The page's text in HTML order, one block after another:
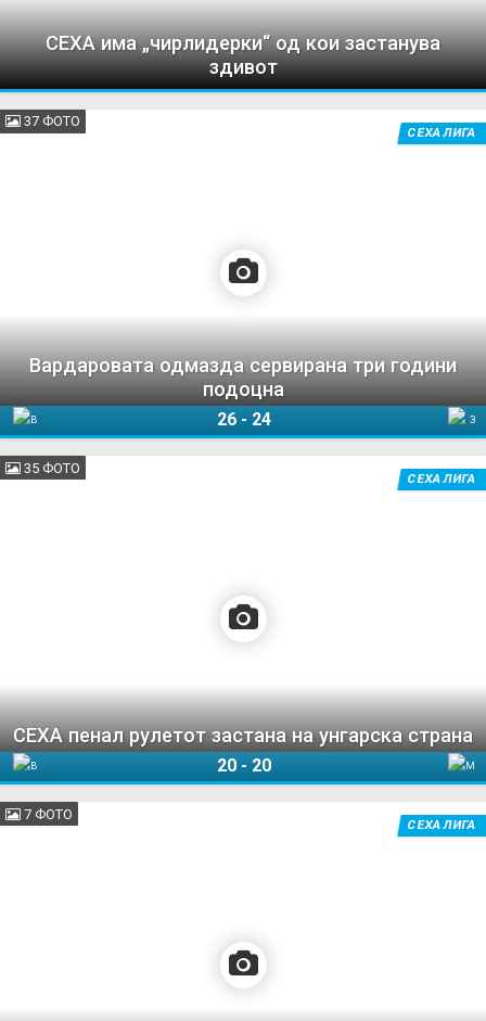
СЕХА има „чирлидерки“ од кои застанува
здивот
37 ФОТО
Вардаровата одмазда сервирана три години
подоцна
СЕХА ЛИГА
26 - 24
35 ФОТО
СЕХА пенал рулетот застана на унгарска страна
СЕХА ЛИГА
20 - 20
7 ФОТО
СЕХА ЛИГА